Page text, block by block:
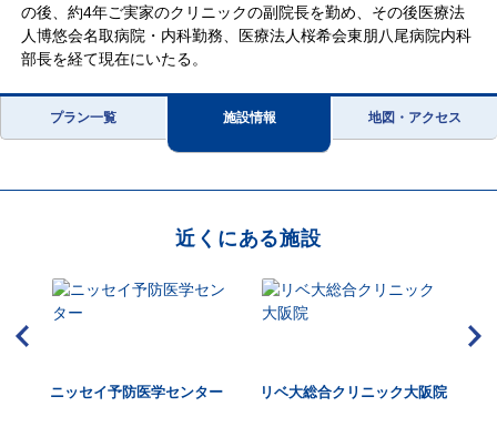
の後、約4年ご実家のクリニックの副院長を勤め、その後医療法
人博悠会名取病院・内科勤務、医療法人桜希会東朋八尾病院内科
部長を経て現在にいたる。
プラン一覧 施設情報 地図・アクセス
近くにある施設
ニッセイ予防医学センター リベ大総合クリニック大阪院